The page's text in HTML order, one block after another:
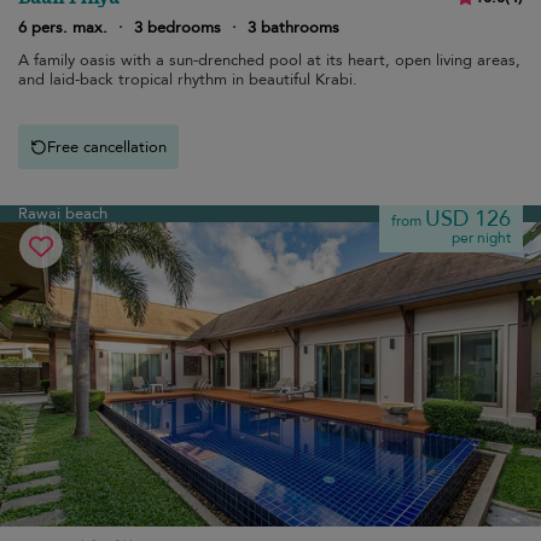
6 pers. max.
· 3 bedrooms · 3 bathrooms
A family oasis with a sun-drenched pool at its heart, open living areas,
and laid-back tropical rhythm in beautiful Krabi.
Free cancellation
Rawai beach from USD 126
per night